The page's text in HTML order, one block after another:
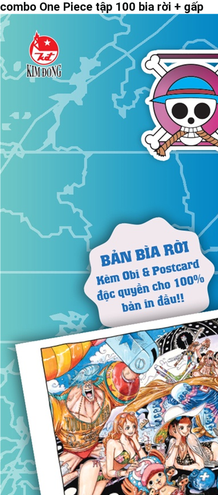
combo One Piece tập 100 bia rời + gấp